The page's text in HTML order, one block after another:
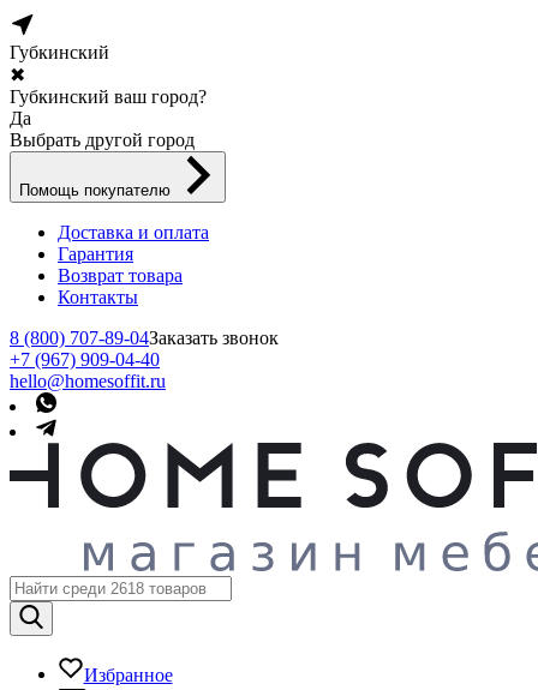
Губкинский
✖
Губкинский ваш город?
Да
Выбрать другой город
Помощь покупателю
Доставка и оплата
Гарантия
Возврат товара
Контакты
8 (800) 707-89-04Заказать звонок
+7 (967) 909-04-40
hello@homesoffit.ru
Избранное